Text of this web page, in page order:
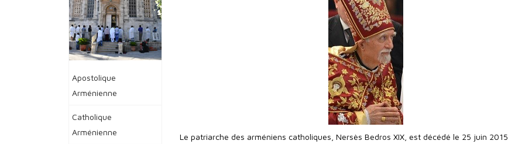
Apostolique
Arménienne
Catholique
Arménienne
Le patriarche des arméniens catholiques, Nersès Bedros XIX, est décédé le 25 juin 2015.